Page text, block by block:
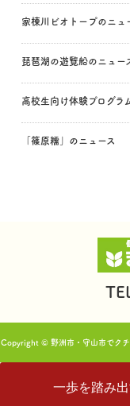
家棟川ビオトープのニュ
琵琶湖の遊覧船のニュー
高校生向け体験プログラ
「篠原糯」のニュース
Copyright © 野洲市・守山市でクチ
な
一歩を踏み